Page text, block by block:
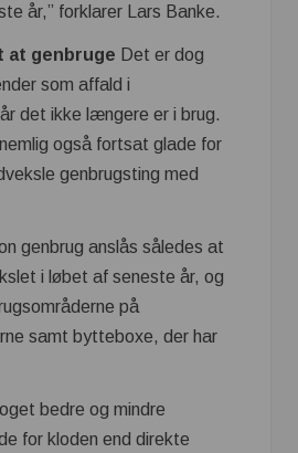
år,” forklarer Lars Banke.
at genbruge Det er dog
som affald i
det ikke længere er i brug.
også fortsat glade for
genbrugsting med
genbrug anslås således at
i løbet af seneste år, og
på
samt bytteboxe, der har
bedre og mindre
for kloden end direkte